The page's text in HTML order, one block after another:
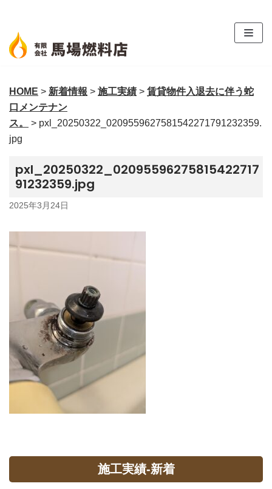
ン
テ
ン
へ
ス
キ
ッ
HOME > 新着情報 > 施工実績 > 賃貸物件入退去に伴う蛇
口メンテナン
ス。
> pxl_20250322_0209559627581542271791232359.
jpg
pxl_20250322_02095596275815422717
91232359.jpg
2025年3月24日
施工実績-新着